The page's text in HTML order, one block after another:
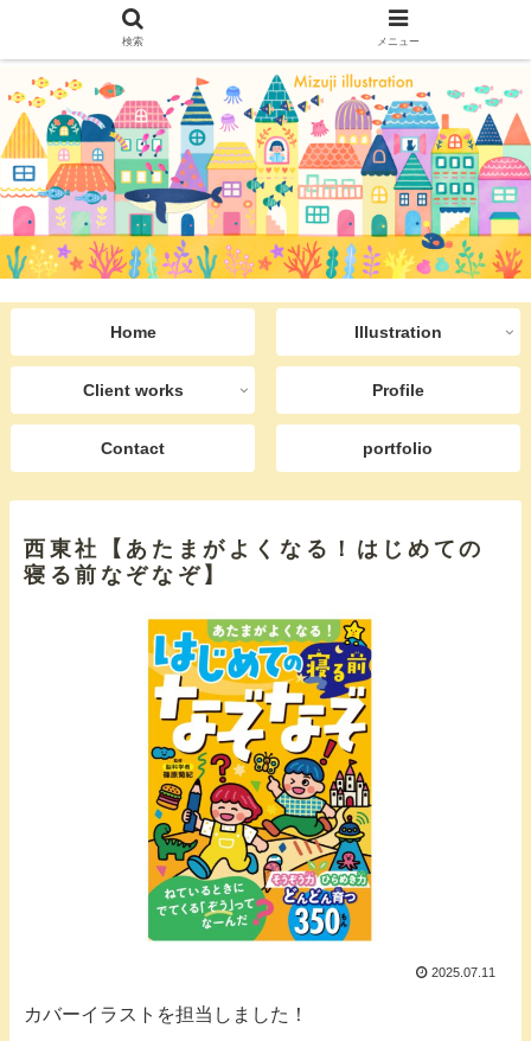
Home Illustration
Client works Profile
Contact portfolio
西東社【あたまがよくなる！はじめての
寝る前なぞなぞ】
2025.07.11
カバーイラストを担当しました！
検索 メニュー